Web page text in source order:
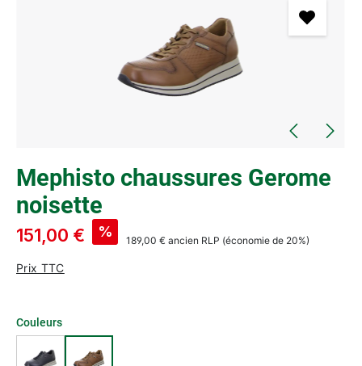
Mephisto chaussures Gerome
noisette
151,00 € %
189,00 € ancien RLP (économie de 20%)
Prix TTC
Couleurs